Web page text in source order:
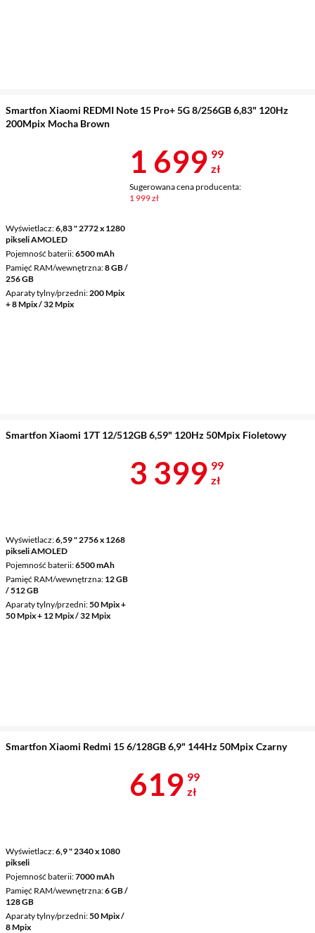
Smartfon Xiaomi REDMI Note 15 Pro+ 5G 8/256GB 6,83" 120Hz
200Mpix Mocha Brown
Wyświetlacz 6,83 " 2772 x 1280
pikseli AMOLED
Pojemność baterii 6500 mAh
Pamięć RAM/wewnętrzna 8 GB /
256 GB
Aparaty tylny/przedni 200 Mpix
+ 8 Mpix / 32 Mpix
Cena 1
1 699 99
zł
Sugerowana cena producenta:
1 999 zł
Smartfon Xiaomi 17T 12/512GB 6,59" 120Hz 50Mpix Fioletowy
Wyświetlacz 6,59 " 2756 x 1268
pikseli AMOLED
Pojemność baterii 6500 mAh
Pamięć RAM/wewnętrzna 12 GB
/ 512 GB
Aparaty tylny/przedni 50 Mpix +
50 Mpix + 12 Mpix / 32 Mpix
Cena 3
3 399 99
zł
Smartfon Xiaomi Redmi 15 6/128GB 6,9" 144Hz 50Mpix Czarny
Wyświetlacz 6,9 " 2340 x 1080
pikseli
Pojemność baterii 7000 mAh
Pamięć RAM/wewnętrzna 6 GB /
128 GB
Aparaty tylny/przedni 50 Mpix /
8 Mpix
Cena 619,99
619 99
zł